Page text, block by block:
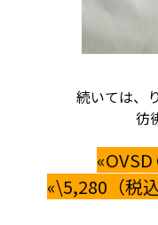
続いては、
彷
«\5,280（税